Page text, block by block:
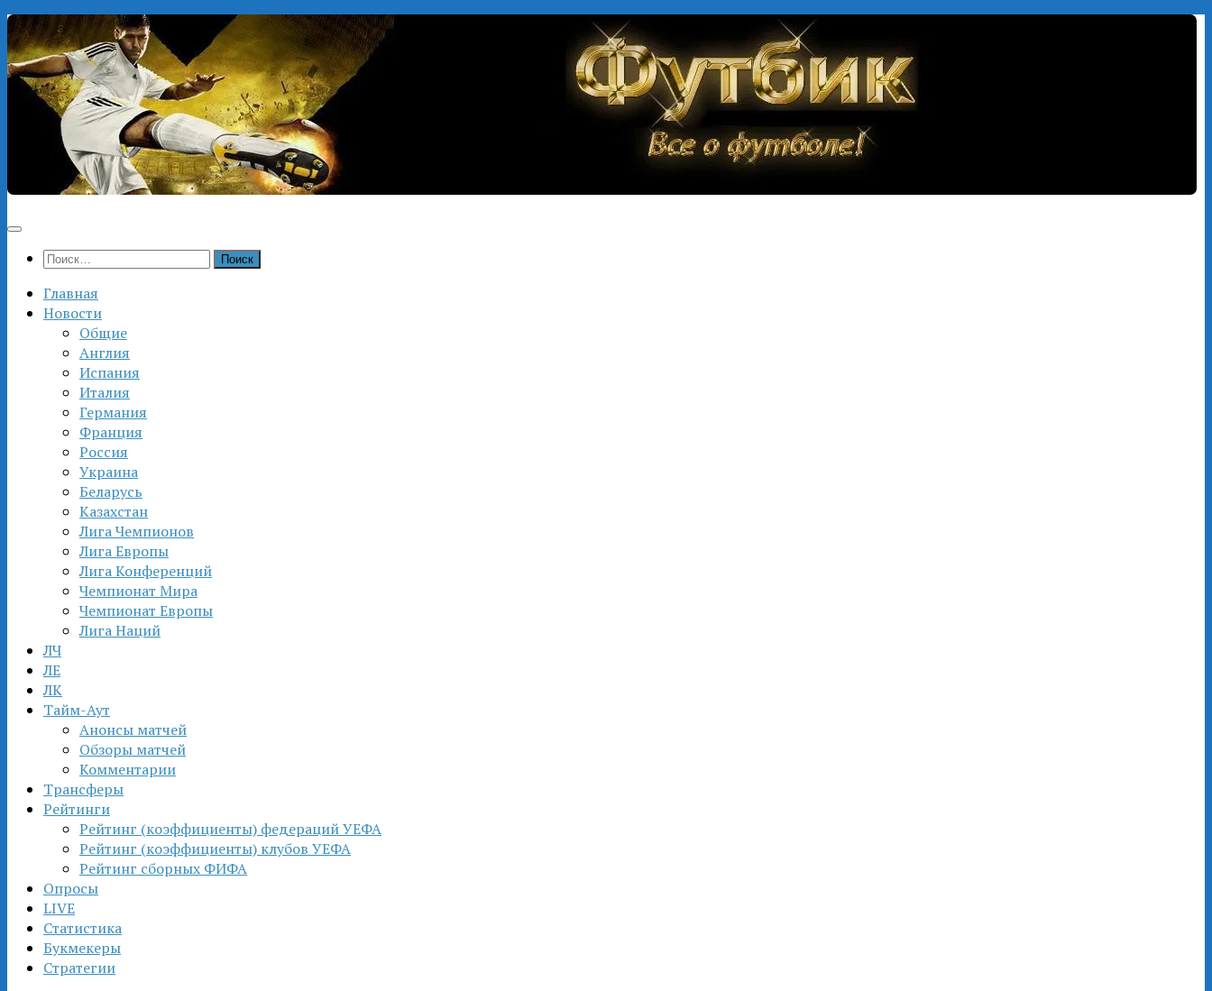
Перейти
к
содержимому
Найти:
Главная
Новости
Общие
Англия
Испания
Италия
Германия
Франция
Россия
Украина
Беларусь
Казахстан
Лига Чемпионов
Лига Европы
Лига Конференций
Чемпионат Мира
Чемпионат Европы
Лига Наций
ЛЧ
ЛЕ
ЛК
Тайм-Аут
Анонсы матчей
Обзоры матчей
Комментарии
Трансферы
Рейтинги
Рейтинг (коэффициенты) федераций УЕФА
Рейтинг (коэффициенты) клубов УЕФА
Рейтинг сборных ФИФА
Опросы
LIVE
Статистика
Букмекеры
Стратегии